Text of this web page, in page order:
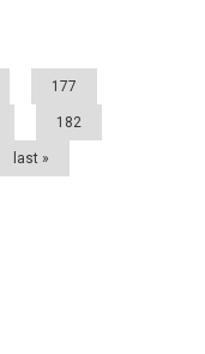
177
182
last »